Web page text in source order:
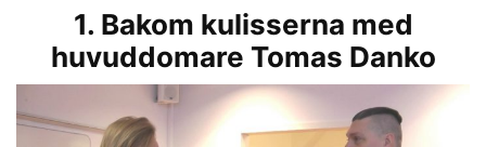
1. Bakom kulisserna med
huvuddomare Tomas Danko